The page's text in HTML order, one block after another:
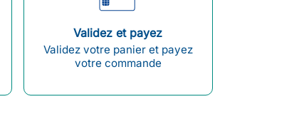
Validez et payez
Validez votre panier et payez
votre commande